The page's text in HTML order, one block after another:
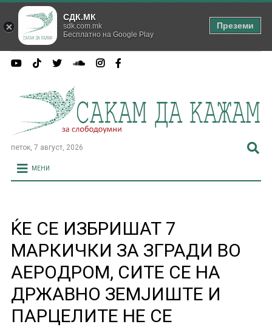
петок, 7 август, 2026
МЕНИ
ЌЕ СЕ ИЗБРИШАТ 7
МАРКИЧКИ ЗА ЗГРАДИ ВО
АЕРОДРОМ, СИТЕ СЕ НА
ДРЖАВНО ЗЕМЈИШТЕ И
ПАРЦЕЛИТЕ НЕ СЕ
СДК.МК
sdk.com.mk
Бесплатно на Google Play
Преземи